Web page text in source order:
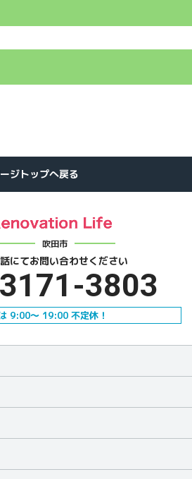
吹田市
にてお問い合わせください
3803
9:00～ 19:00 不定休！